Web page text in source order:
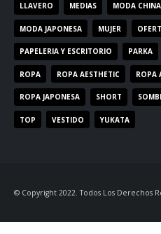
LLAVERO MEDIAS MODA CHINA
MODA JAPONESA MUJER
PAPELERIA Y ESCRITORIO PARKA
ROPA ROPA AESTHETIC ROPA
ROPA JAPONESA SHORT
TOP VESTIDO YUKATA
© Copyright 2022. Todos Los Derechos